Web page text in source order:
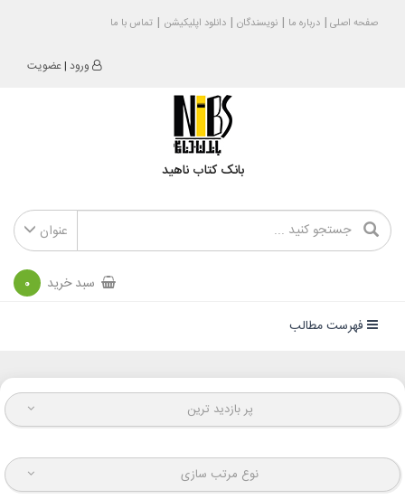
صفحه اصلی درباره ما نویسندگان دانلود اپلیکیشن تماس با ما
ورود |عضویت
بانک کتاب ناهید
عنوان
سبد خرید 0
فهرست مطالب
پر بازدید ترین
نوع مرتب سازی